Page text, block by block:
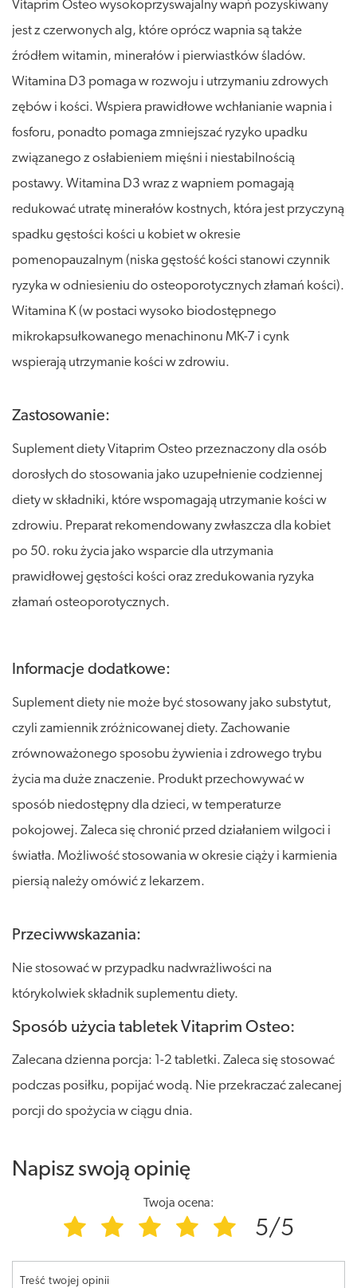
Vitaprim Osteo wysokoprzyswajalny wapń pozyskiwany
jest z czerwonych alg, które oprócz wapnia są także
źródłem witamin, minerałów i pierwiastków śladów.
Witamina D3 pomaga w rozwoju i utrzymaniu zdrowych
zębów i kości. Wspiera prawidłowe wchłanianie wapnia i
fosforu, ponadto pomaga zmniejszać ryzyko upadku
związanego z osłabieniem mięśni i niestabilnością
postawy. Witamina D3 wraz z wapniem pomagają
redukować utratę minerałów kostnych, która jest przyczyną
spadku gęstości kości u kobiet w okresie
pomenopauzalnym (niska gęstość kości stanowi czynnik
ryzyka w odniesieniu do osteoporotycznych złamań kości).
Witamina K (w postaci wysoko biodostępnego
mikrokapsułkowanego menachinonu MK-7 i cynk
wspierają utrzymanie kości w zdrowiu.
Zastosowanie:
Suplement diety Vitaprim Osteo przeznaczony dla osób
dorosłych do stosowania jako uzupełnienie codziennej
diety w składniki, które wspomagają utrzymanie kości w
zdrowiu. Preparat rekomendowany zwłaszcza dla kobiet
po 50. roku życia jako wsparcie dla utrzymania
prawidłowej gęstości kości oraz zredukowania ryzyka
złamań osteoporotycznych.
Informacje dodatkowe:
Suplement diety nie może być stosowany jako substytut,
czyli zamiennik zróżnicowanej diety. Zachowanie
zrównoważonego sposobu żywienia i zdrowego trybu
życia ma duże znaczenie. Produkt przechowywać w
sposób niedostępny dla dzieci, w temperaturze
pokojowej. Zaleca się chronić przed działaniem wilgoci i
światła. Możliwość stosowania w okresie ciąży i karmienia
piersią należy omówić z lekarzem.
Przeciwwskazania:
Nie stosować w przypadku nadwrażliwości na
którykolwiek składnik suplementu diety.
Sposób użycia tabletek Vitaprim Osteo:
Zalecana dzienna porcja: 1-2 tabletki. Zaleca się stosować
podczas posiłku, popijać wodą. Nie przekraczać zalecanej
porcji do spożycia w ciągu dnia.
Napisz swoją opinię
Twoja ocena:
5/5
Treść twojej opinii